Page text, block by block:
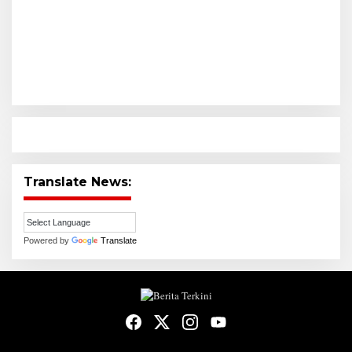
Translate News:
Powered by Translate